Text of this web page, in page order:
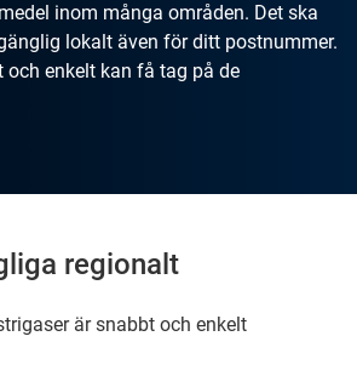
inom många områden. Det ska
lokalt även för ditt postnummer.
enkelt kan få tag på de
regionalt
är snabbt och enkelt